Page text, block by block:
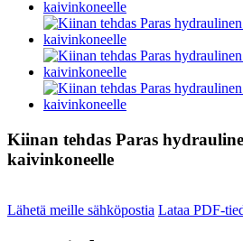
Kiinan tehdas Paras
kaivinkoneelle
Lähetä meille sähköpostia Lataa PDF-